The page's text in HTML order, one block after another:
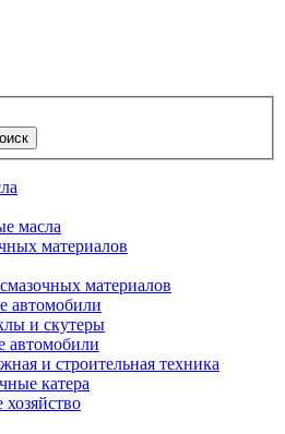
масла
материалов
материалов
автомобили
и скутеры
автомобили
и строительная техника
катера
хозяйство